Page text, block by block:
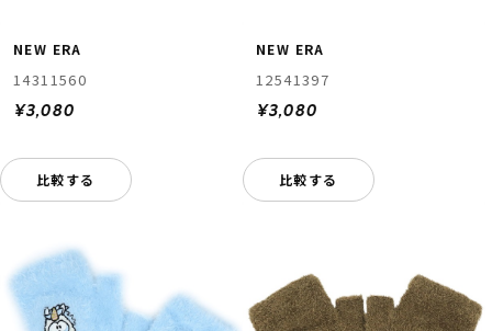
NEW ERA
14311560
¥3,080
比較する
NEW ERA
12541397
¥3,080
比較する